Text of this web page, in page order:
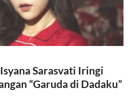
Sarasvati Iringi
“Garuda di Dadaku”